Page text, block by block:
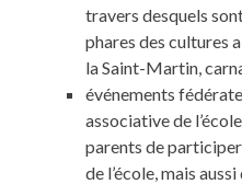
travers desquels
phares des cultures
la Saint-Martin,
événements
associative de
parents de
de l’école, mais